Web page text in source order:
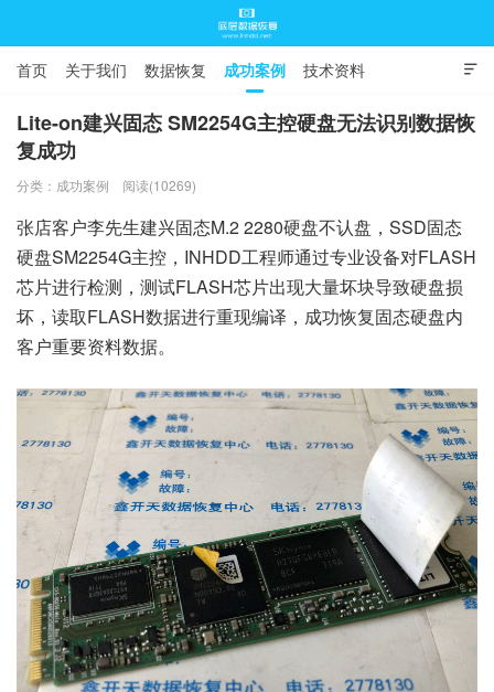
底层数据恢复

首页 关于我们 数据恢复 成功案例 技术资料
常见问题
Lite-on建兴固态 SM2254G主控硬盘无法识别数据恢
复成功
分类： 成功案例 阅读(10269)
张店客户李先生建兴固态M.2 2280硬盘不认盘，SSD固态
硬盘SM2254G主控，INHDD工程师通过专业设备对FLASH
芯片进行检测，测试FLASH芯片出现大量坏块导致硬盘损
坏，读取FLASH数据进行重现编译，成功恢复固态硬盘内
客户重要资料数据。